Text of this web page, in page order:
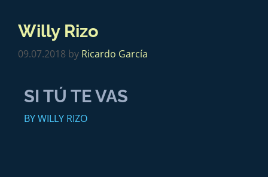
Willy Rizo
09.07.2018 by Ricardo García
SI TÚ TE VAS
BY WILLY RIZO